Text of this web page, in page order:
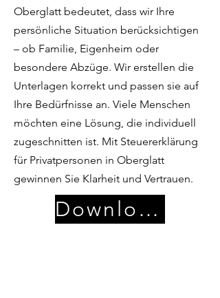
Oberglatt bedeutet, dass wir Ihre
persönliche Situation berücksichtigen
– ob Familie, Eigenheim oder
besondere Abzüge. Wir erstellen die
Unterlagen korrekt und passen sie auf
Ihre Bedürfnisse an. Viele Menschen
möchten eine Lösung, die individuell
zugeschnitten ist. Mit Steuererklärung
für Privatpersonen in Oberglatt
gewinnen Sie Klarheit und Vertrauen.
Download